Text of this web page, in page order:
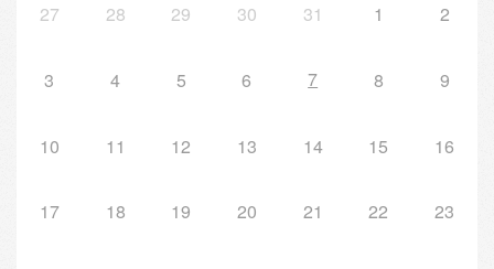
27 28 29 30 31 1 2
3 4 5 6 7 8 9
10 11 12 13 14 15 16
17 18 19 20 21 22 23